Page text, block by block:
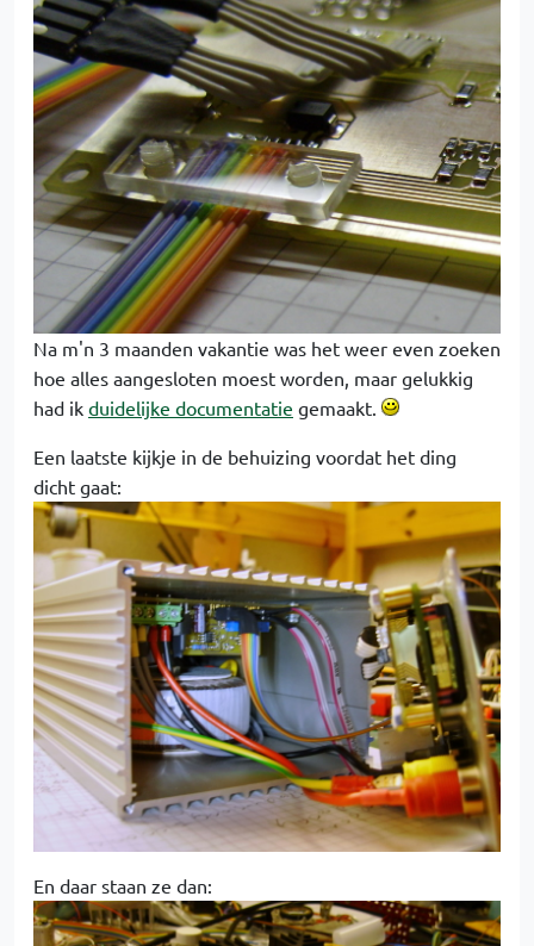
Na m'n 3 maanden vakantie was het weer even zoeken
hoe alles aangesloten moest worden, maar gelukkig
had ik duidelijke documentatie gemaakt.
Een laatste kijkje in de behuizing voordat het ding
dicht gaat:
En daar staan ze dan: